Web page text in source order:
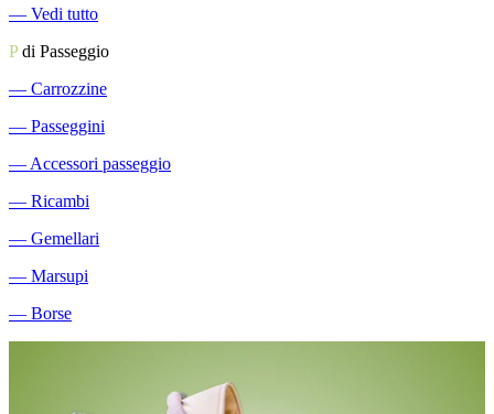
― Vedi tutto
Pdi Passeggio
― Carrozzine
― Passeggini
― Accessori passeggio
― Ricambi
― Gemellari
― Marsupi
― Borse